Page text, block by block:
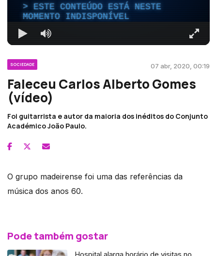
ESTE CONTEÚDO ESTÁ NESTE
MOMENTO INDISPONÍVEL
SOCIEDADE 07 abr, 2020, 00:19
Faleceu Carlos Alberto Gomes
(vídeo)
Foi guitarrista e autor da maioria dos inéditos do Conjunto
Académico João Paulo.
O grupo madeirense foi uma das referências da
música dos anos 60.
Pode também gostar
Hospital alarga horário de visitas no